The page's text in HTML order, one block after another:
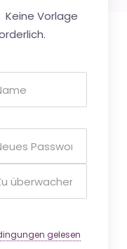
Vorlage
gelesen